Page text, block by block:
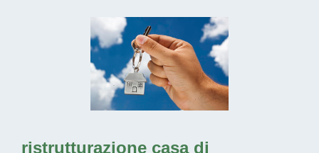
ristrutturazione casa di